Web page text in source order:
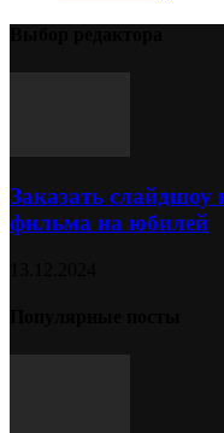
Заказать
фильма на юбилей